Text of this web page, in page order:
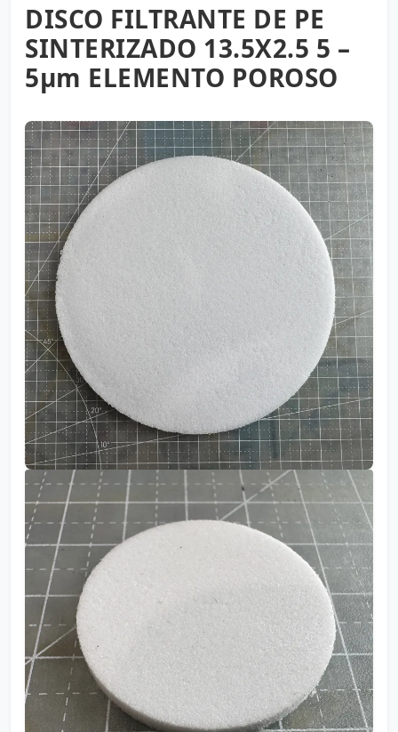
DISCO FILTRANTE DE PE
SINTERIZADO 13.5X2.5 5 –
5µm ELEMENTO POROSO